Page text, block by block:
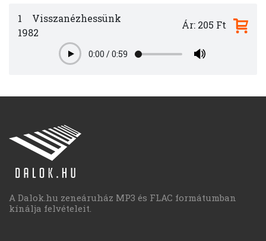
1
Visszanézhessünk
1982
Play0:00 /0:59
Ár: 205 Ft
A Dalok.hu zeneáruház MP3 és FLAC formátumban
kínálja felvételeit.